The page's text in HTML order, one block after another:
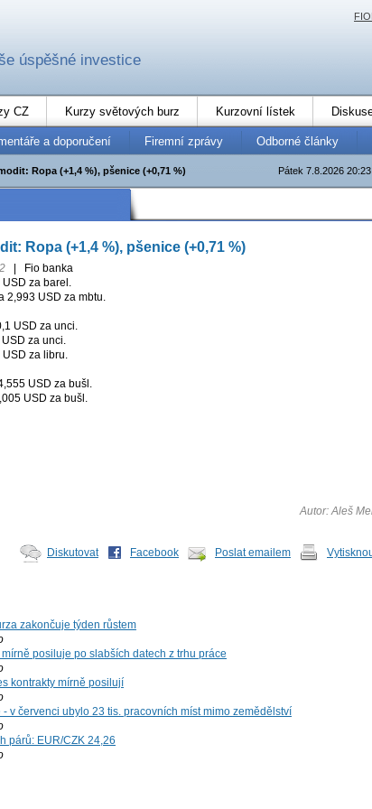
úspěšné investice
CZ Kurzy světových burz Kurzovní lístek
a doporučení Firemní zprávy Odborné články
Pátek 7.8.2026 20:23
Ropa (+1,4 %), pšenice (+0,71 %)
Ropa (+1,4 %), pšenice (+0,71 %)
Fio banka
za barel.
2,993 USD za mbtu.
USD za unci.
za unci.
za libru.
USD za bušl.
USD za bušl.
Autor: Aleš
Diskutovat Facebook Poslat emailem
zakončuje týden růstem
mírně posiluje po slabších datech z trhu práce
kontrakty mírně posilují
- v červenci ubylo 23 tis. pracovních míst mimo zemědělství
párů: EUR/CZK 24,26